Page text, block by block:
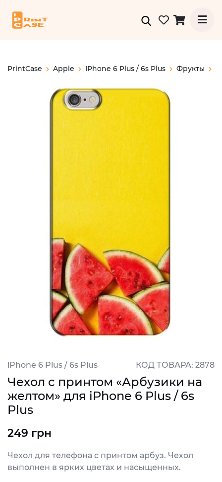
PrintCase Apple IPhone 6 Plus / 6s Plus Фрукты
iPhone 6 Plus / 6s Plus КОД ТОВАРА: 2878
Чехол с принтом «Арбузики на
желтом» для iPhone 6 Plus / 6s
Plus
249 грн
Чехол для телефона с принтом арбуз. Чехол
выполнен в ярких цветах и насыщенных.